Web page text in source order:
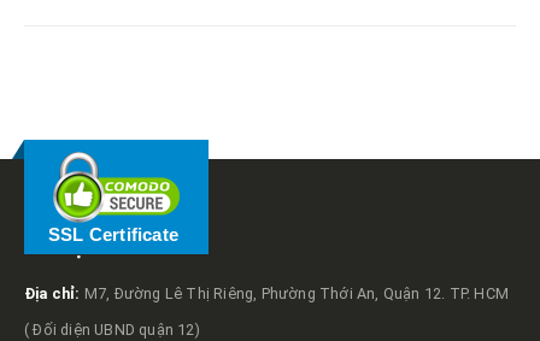
SSL Certificate
VỀ TRỌNG TẤN
Địa chỉ: M7, Đường Lê Thị Riêng, Phường Thới An, Quận 12. TP. HCM
( Đối diện UBND quận 12)